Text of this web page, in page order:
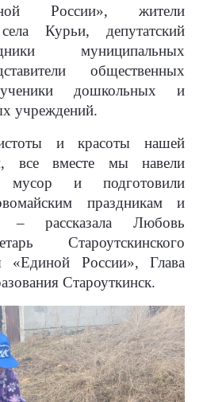
России», жители
Курьи, депутатский
муниципальных
общественных
дошкольных и
учреждений.
и красоты нашей
все вместе мы навели
мусор и подготовили
праздникам и
– рассказала Любовь
Староутскинского
«Единой России», Глава
Староуткинск.